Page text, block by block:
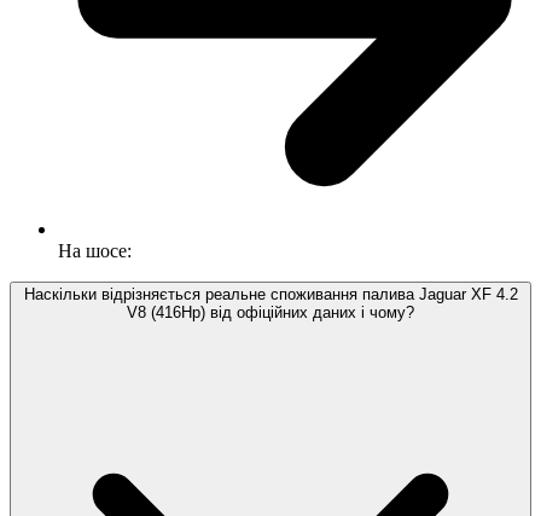
На шосе:
Наскільки відрізняється реальне споживання палива Jaguar XF 4.2
V8 (416Hp) від офіційних даних і чому?